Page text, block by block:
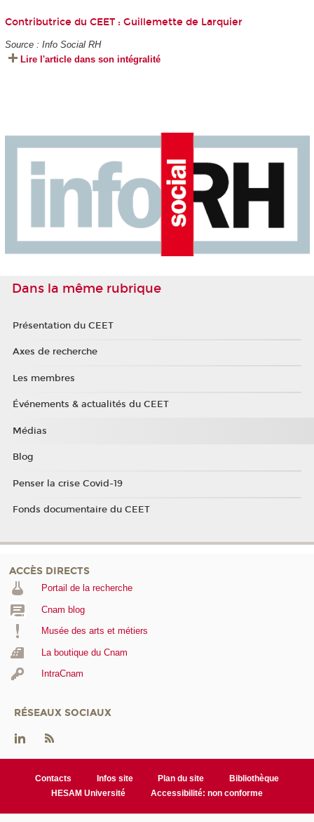
Contributrice du CEET : Guillemette de Larquier
Source : Info Social RH
Lire l'article dans son intégralité
Dans la même rubrique
Présentation du CEET
Axes de recherche
Les membres
Événements & actualités du CEET
Médias
Blog
Penser la crise Covid-19
Fonds documentaire du CEET
ACCÈS DIRECTS
Portail de la recherche
Cnam blog
Musée des arts et métiers
La boutique du Cnam
IntraCnam
RÉSEAUX SOCIAUX
Contacts Infos site Plan du site
Bibliothèque
HESAM Université
Accessibilité: non conforme